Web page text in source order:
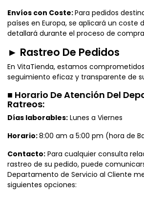
Envíos con Coste:Para pedidos
países en Europa, se aplicará un coste
detallará durante el proceso de
► Rastreo De Pedidos
En VitaTienda, estamos
seguimiento eficaz y transparente de
■ Horario De Atención Del
Ratreos:
Días laborables: Lunes a Viernes
Horario:8:00 am a 5:00 pm (hora de
Contacto: Para cualquier consulta
rastreo de su pedido, puede
Departamento de Servicio al Cliente
siguientes opciones: